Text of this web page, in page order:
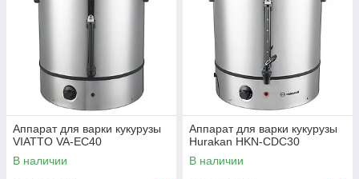
Аппарат для варки кукурузы
VIATTO VA-EC40
В наличии
Аппарат для варки кукурузы
Hurakan HKN-CDC30
В наличии